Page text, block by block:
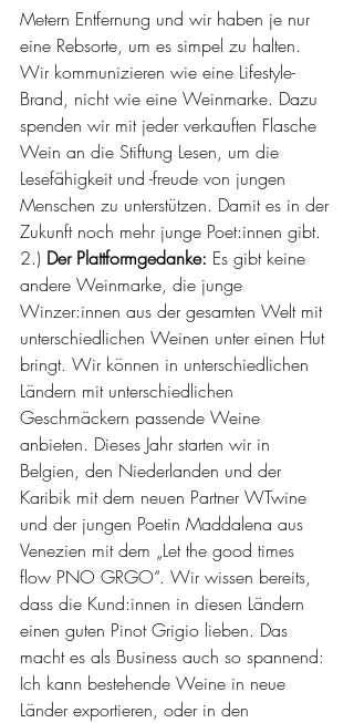
Metern Entfernung und wir haben je nur
eine Rebsorte, um es simpel zu halten.
Wir kommunizieren wie eine Lifestyle-
Brand, nicht wie eine Weinmarke. Dazu
spenden wir mit jeder verkauften Flasche
Wein an die Stiftung Lesen, um die
Lesefähigkeit und -freude von jungen
Menschen zu unterstützen. Damit es in der
Zukunft noch mehr junge Poet:innen gibt.
2.) Der Plattformgedanke: Es gibt keine
andere Weinmarke, die junge
Winzer:innen aus der gesamten Welt mit
unterschiedlichen Weinen unter einen Hut
bringt. Wir können in unterschiedlichen
Ländern mit unterschiedlichen
Geschmäckern passende Weine
anbieten. Dieses Jahr starten wir in
Belgien, den Niederlanden und der
Karibik mit dem neuen Partner WTwine
und der jungen Poetin Maddalena aus
Venezien mit dem „Let the good times
flow PNO GRGO“. Wir wissen bereits,
dass die Kund:innen in diesen Ländern
einen guten Pinot Grigio lieben. Das
macht es als Business auch so spannend:
Ich kann bestehende Weine in neue
Länder exportieren, oder in den